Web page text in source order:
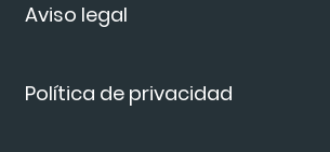
Aviso legal
Política de privacidad